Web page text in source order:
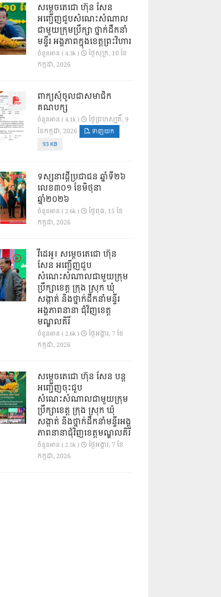
សម្តេចតេជោ ហ៊ុន សែន
អញ្ជើញជួបសំណេះសំណាល
ជាមួយក្រុមប្រឹក្សា ថ្នាក់ដឹកនាំ
មន្ទីរ អង្គភាពក្នុងខេត្តព្រះវិហារ
ចំនួនអាន ( 4.3k )
ថ្ងៃ​សុក្រ, 10 ខែ​
កក្កដា, 2026
ពាក្យសុំចូលជាសមាជិក
គណបក្ស
ចំនួនអាន ( 4.1k )
ថ្ងៃ​ព្រហស្បតិ៍, 9
ខែ​កក្កដា, 2026
ទាញយក
93 KB
ទស្សនាវដ្ដីប្រជាជន ឆ្នាំទី២៦
លេខ៣០១ ខែមិថុនា
ឆ្នាំ២០២៦
ចំនួនអាន ( 2.6k )
ថ្ងៃ​ពុធ, 15 ខែ​
កក្កដា, 2026
វីដេអូ៖ សម្តេចតេជោ ហ៊ុន
សែន អញ្ជើញជួប
សំណេះសំណាលជាមួយក្រុម
ប្រឹក្សាខេត្ត ក្រុង ស្រុក ឃុំ
សង្កាត់ និងថ្នាក់ដឹកនាំមន្ទីរ
អង្គភាពនានា ជុំវិញខេត្ត
មណ្ឌលគិរី
ចំនួនអាន ( 2.6k )
ថ្ងៃ​អង្គារ, 7 ខែ​
កក្កដា, 2026
សម្តេចតេជោ ហ៊ុន សែន បន្ត
អញ្ជើញចុះជួប
សំណេះសំណាលជាមួយក្រុម
ប្រឹក្សាខេត្ត ក្រុង ស្រុក ឃុំ
សង្កាត់ និងថ្នាក់ដឹកនាំមន្ទីរអង្គ
ភាពនានាជុំវិញខេត្តមណ្ឌលគិរី
ចំនួនអាន ( 2.5k )
ថ្ងៃ​អង្គារ, 7 ខែ​
កក្កដា, 2026